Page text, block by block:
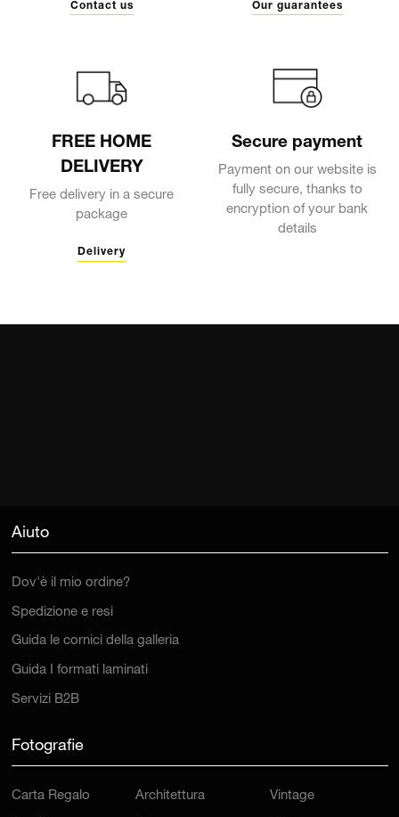
Contact us Our guarantees
FREE HOME
DELIVERY
Free delivery in a secure
package
Delivery
Secure payment
Payment on our website is
fully secure, thanks to
encryption of your bank
details
Aiuto
Dov'è il mio ordine?
Spedizione e resi
Guida le cornici della galleria
Guida I formati laminati
Servizi B2B
Fotografie
Carta Regalo Architettura Vintage